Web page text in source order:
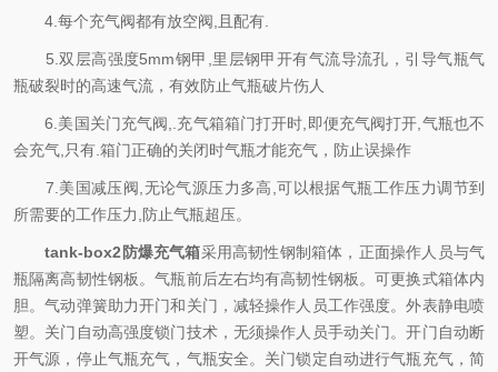
4.每个充气阀都有放空阀,且配有.
5.双层高强度5mm钢甲,里层钢甲开有气流导流孔，引导气瓶气
瓶破裂时的高速气流，有效防止气瓶破片伤人
6.美国关门充气阀,.充气箱箱门打开时,即便充气阀打开,气瓶也不
会充气,只有.箱门正确的关闭时气瓶才能充气，防止误操作
7.美国减压阀,无论气源压力多高,可以根据气瓶工作压力调节到
所需要的工作压力,防止气瓶超压。
tank-box2防爆充气箱采用高韧性钢制箱体，正面操作人员与气
瓶隔离高韧性钢板。气瓶前后左右均有高韧性钢板。可更换式箱体内
胆。气动弹簧助力开门和关门，减轻操作人员工作强度。外表静电喷
塑。关门自动高强度锁门技术，无须操作人员手动关门。开门自动断
开气源，停止气瓶充气，气瓶安全。关门锁定自动进行气瓶充气，简